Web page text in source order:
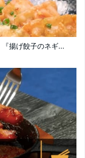
『揚げ餃子のネギ...